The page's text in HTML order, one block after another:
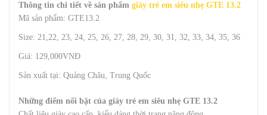
Thông tin chi tiết về sản phẩm giày trẻ em siêu nhẹ GTE 13.2
Mã sản phẩm: GTE13.2
Size: 21,22, 23, 24, 25, 26, 27, 28, 29, 30, 31, 32, 33, 34, 35, 36
Giá: 129,000VNĐ
Sản xuất tại: Quảng Châu, Trung Quốc
Những điểm nổi bật của giày trẻ em siêu nhẹ GTE 13.2